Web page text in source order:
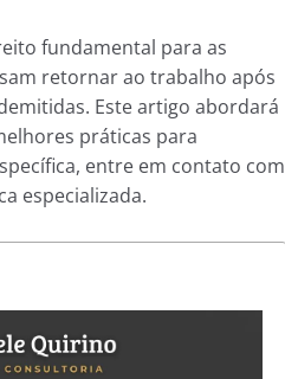
fundamental para as
retornar ao trabalho após
Este artigo abordará
práticas para
entre em contato com
especializada.